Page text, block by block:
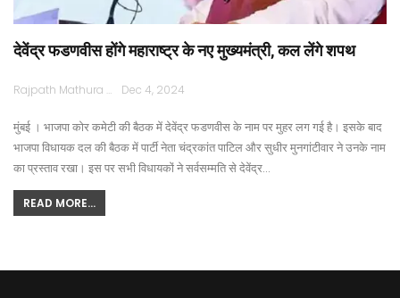
देवेंद्र फडणवीस होंगे महाराष्ट्र के नए मुख्यमंत्री, कल लेंगे शपथ
Rajpath Mathura Dec 4, 2024
मुंबई । भाजपा कोर कमेटी की बैठक में देवेंद्र फडणवीस के नाम पर मुहर लग गई है। इसके बाद
भाजपा विधायक दल की बैठक में पार्टी नेता चंद्रकांत पाटिल और सुधीर मुनगांटीवार ने उनके नाम
का प्रस्ताव रखा। इस पर सभी विधायकों ने सर्वसम्मति से देवेंद्र…
READ MORE...